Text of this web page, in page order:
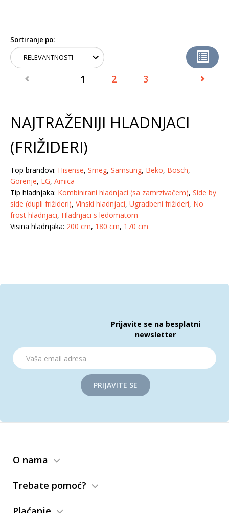
Sortiranje po:
1 2 3
NAJTRAŽENIJI HLADNJACI
(FRIŽIDERI)
Top brandovi: Hisense, Smeg, Samsung, Beko, Bosch,
Gorenje, LG, Amica
Tip hladnjaka: Kombinirani hladnjaci (sa zamrzivačem), Side by
side (dupli frižideri), Vinski hladnjaci, Ugradbeni frižideri, No
frost hladnjaci, Hladnjaci s ledomatom
Visina hladnjaka: 200 cm, 180 cm, 170 cm
Prijavite se na besplatni
newsletter
PRIJAVITE SE
O nama
Trebate pomoć?